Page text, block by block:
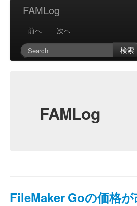
FAMLog
前へ
次へ
検索
FAMLog
FileMaker Goの価格が